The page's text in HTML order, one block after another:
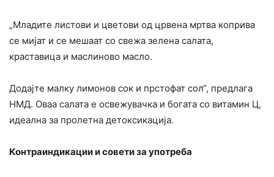
„Младите листови и цветови од црвена мртва коприва
се мијат и се мешаат со свежа зелена салата,
краставица и маслиново масло.
Додајте малку лимонов сок и прстофат сол“, предлага
НМД. Оваа салата е освежувачка и богата со витамин Ц,
идеална за пролетна детоксикација.
Контраиндикации и совети за употреба